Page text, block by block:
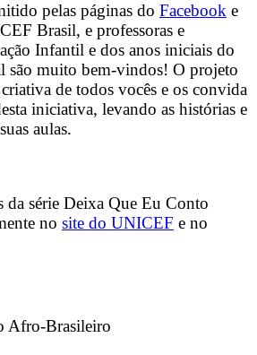
pelas páginas do Facebook e
Brasil, e professoras e
Infantil e dos anos iniciais do
são muito bem-vindos! O projeto
de todos vocês e os convida
iniciativa, levando as histórias e
aulas.
da série Deixa Que Eu Conto
no site do UNICEF e no
Afro-Brasileiro